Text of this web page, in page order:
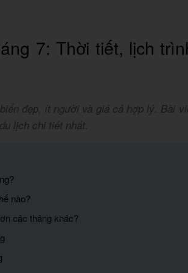
7: Thời tiết, lịch
đẹp, ít người và giá cả hợp lý. Bài
lịch chi tiết nhất.
nào?
các tháng khác?